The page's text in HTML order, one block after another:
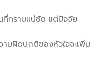
ที่ทราบแน่ชัด แต่ปัจจัย
มผิดปกติของหัวใจจะเพิ่ม